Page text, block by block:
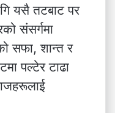
यसै तटबाट पर
संसर्गमा
सफा, शान्त र
पल्टेर टाढा